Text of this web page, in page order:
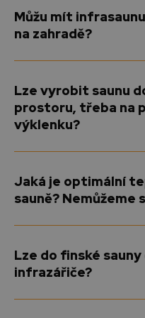
Můžu mít
na zahradě?
Lze vyrobit saunu
prostoru, třeba na
výklenku?
Jaká je optimální
sauně? Nemůžeme
Lze do finské
infrazářiče?